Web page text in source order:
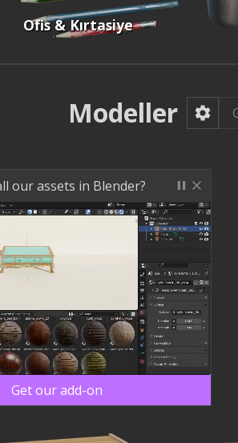
Ofis & Kırtasiye
Modeller
our assets in Blender?
Get our add-on